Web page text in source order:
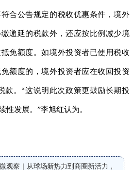
合公告规定的税收优惠条件，境外
递延的税款外，还应按比例减少境
免额度。如境外投资者已使用税收
额度的，境外投资者应在收回投资
款。“这说明此次政策更鼓励长期投
性发展。”李旭红认为。
观察｜从球场新热力到商圈新活力，